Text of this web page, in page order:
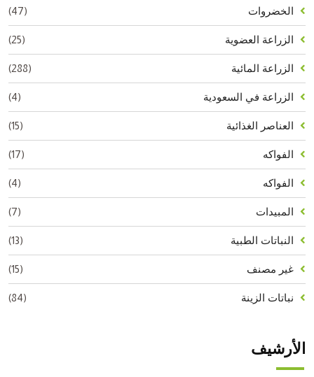
الخضروات (47)
الزراعة العضوية (25)
الزراعة المائية (288)
الزراعة في السعودية (4)
العناصر الغذائية (15)
الفواكه (17)
الفواكه (4)
المبيدات (7)
النباتات الطبية (13)
غير مصنف (15)
نباتات الزينة (84)
الأرشيف